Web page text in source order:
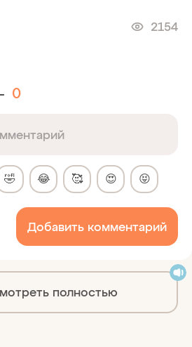
2154
0
🤣 😂 🥰 😍 😝
Добавить комментарий
полностью